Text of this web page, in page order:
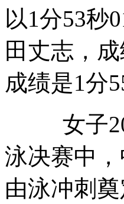
以1分53秒
田丈志，
成绩是1分
女子200
泳决赛中
由泳冲刺